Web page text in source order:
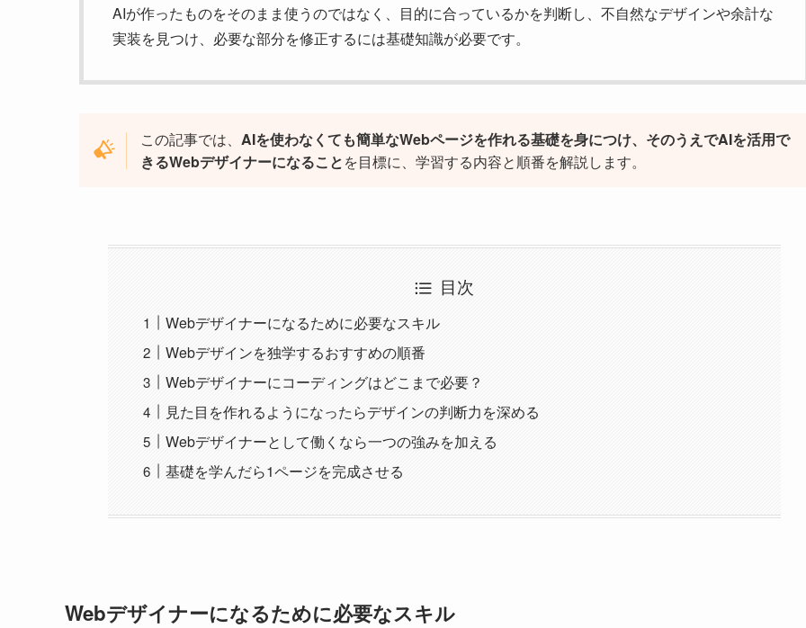
AIが作ったものをそのまま使うのではなく、目的に合っているかを判断し、不自然なデザインや余計な
実装を見つけ、必要な部分を修正するには基礎知識が必要です。
この記事では、 AIを使わなくても簡単なWebページを作れる基礎を身につけ、そのうえでAIを活用で
きるWebデザイナーになることを目標に、学習する内容と順番を解説します。
目次
Webデザイナーになるために必要なスキル
Webデザインを独学するおすすめの順番
Webデザイナーにコーディングはどこまで必要？
見た目を作れるようになったらデザインの判断力を深める
Webデザイナーとして働くなら一つの強みを加える
基礎を学んだら1ページを完成させる
Webデザイナーになるために必要なスキル